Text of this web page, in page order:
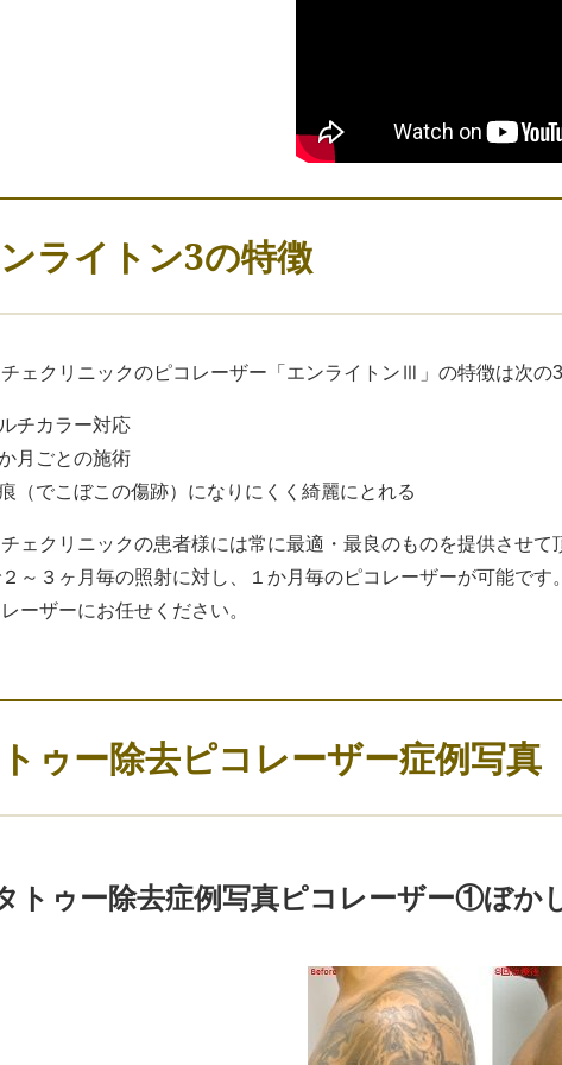
ライトン3の特徴
ェクリニックのピコレーザー「エンライトンⅢ」の特徴は次の3
チカラー対応
月ごとの施術
（でこぼこの傷跡）になりにくく綺麗にとれる
ェクリニックの患者様には常に最適・最良のものを提供させ
～３ヶ月毎の照射に対し、１か月毎のピコレーザーが可能で
ーザーにお任せください。
ゥー除去ピコレーザー症例写真
トゥー除去症例写真ピコレーザー①ぼか